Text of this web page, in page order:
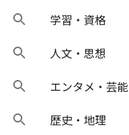
学習・資格
人文・思想
エンタメ・芸能
歴史・地理